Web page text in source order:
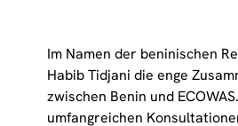
Im Namen der beninischen
Habib Tidjani die enge
zwischen Benin und
umfangreichen